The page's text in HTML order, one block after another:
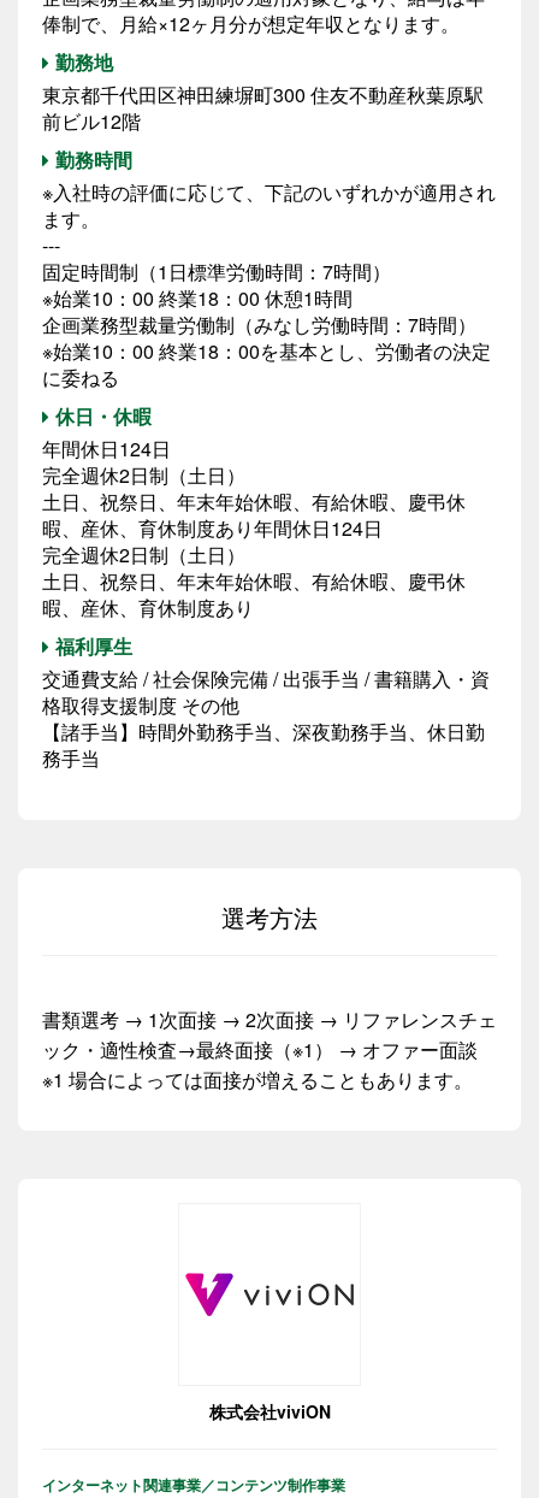
俸制で、月給×12ヶ月分が想定年収となります。
勤務地
東京都千代田区神田練塀町300 住友不動産秋葉原駅
前ビル12階
勤務時間
※入社時の評価に応じて、下記のいずれかが適用され
ます。
---
固定時間制（1日標準労働時間：7時間）
※始業10：00 終業18：00 休憩1時間
企画業務型裁量労働制（みなし労働時間：7時間）
※始業10：00 終業18：00を基本とし、労働者の決定
に委ねる
休日・休暇
年間休日124日
完全週休2日制（土日）
土日、祝祭日、年末年始休暇、有給休暇、慶弔休
暇、産休、育休制度あり年間休日124日
完全週休2日制（土日）
土日、祝祭日、年末年始休暇、有給休暇、慶弔休
暇、産休、育休制度あり
福利厚生
交通費支給 / 社会保険完備 / 出張手当 / 書籍購入・資
格取得支援制度 その他
【諸手当】時間外勤務手当、深夜勤務手当、休日勤
務手当
選考方法
書類選考 → 1次面接 → 2次面接 → リファレンスチェ
ック・適性検査→最終面接（※1） → オファー面談
※1 場合によっては面接が増えることもあります。
株式会社viviON
インターネット関連事業／コンテンツ制作事業